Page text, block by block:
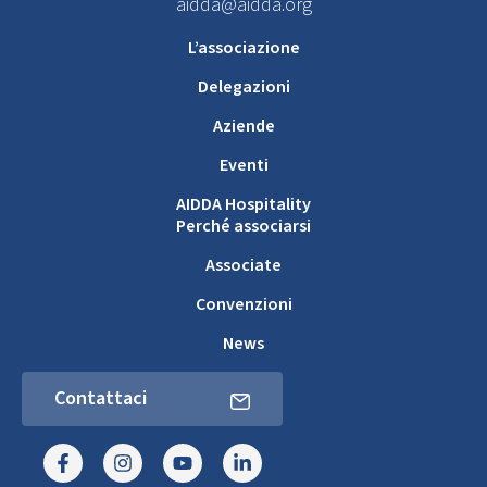
L’associazione
Delegazioni
Aziende
Eventi
AIDDA Hospitality
Perché associarsi
Associate
Convenzioni
News
Contattaci